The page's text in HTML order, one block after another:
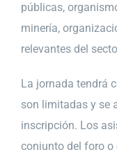
públicas,
minería,
relevantes del
La jornada tendrá
son limitadas y se
inscripción. Los
conjunto del foro o